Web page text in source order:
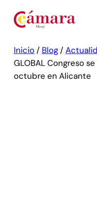
Inicio / Blog /
GLOBAL Congreso
octubre en Alicante